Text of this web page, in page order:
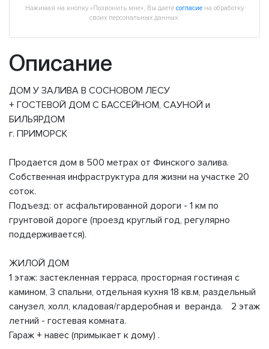
Нажимая на кнопку «Позвонить мне», Вы даете согласие на обработку
своих персональных данных.
Описание
ДОМ У ЗАЛИВА В СОСНОВОМ ЛЕСУ
+ ГОСТЕВОЙ ДОМ C БАССЕЙНОМ, САУНОЙ и
БИЛЬЯРДОМ
г. ПРИМОРСК
Продается дом в 500 метрах от Финского залива.
Собственная инфраструктура для жизни на участке 20
соток.
Подъезд: от асфальтированной дороги - 1 км по
грунтовой дороге (проезд круглый год, регулярно
поддерживается).
ЖИЛОЙ ДОМ
1 этаж: застекленная терраса, просторная гостиная с
камином, 3 спальни, отдельная кухня 18 кв.м, раздельный
санузел, холл, кладовая/гардеробная и веранда. 2 этаж
летний - гостевая комната.
Гараж + навес (примыкает к дому) .